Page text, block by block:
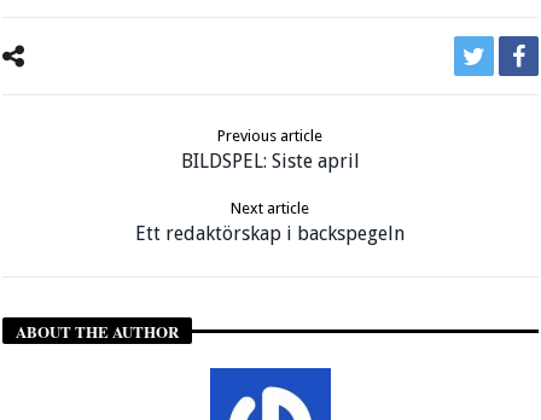
Previous article
BILDSPEL: Siste april
Next article
Ett redaktörskap i backspegeln
ABOUT THE AUTHOR